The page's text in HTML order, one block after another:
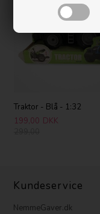
Traktor - Blå - 1:32
199,00 DKK
Kundeservice
NemmeGaver.dk